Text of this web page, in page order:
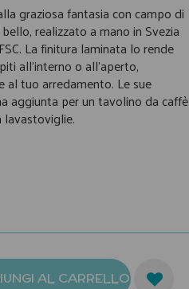
graziosa fantasia con campo di
realizzato a mano in Svezia
La finitura laminata lo rende
all’interno o all’aperto,
tuo arredamento. Le sue
aggiunta per un tavolino da caffè
lavastoviglie.
AL CARRELLO